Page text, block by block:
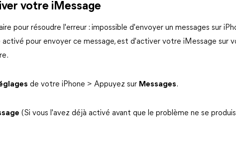
votre iMessage
pour résoudre l'erreur : impossible d'envoyer un messages sur
pour envoyer ce message, est d'activer votre iMessage sur
de votre iPhone > Appuyez sur Messages.
(Si vous l'avez déjà activé avant que le problème ne se